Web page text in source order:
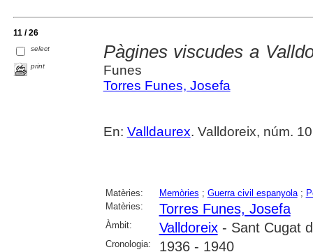
11 / 26
select
print
Pàgines viscudes a
Funes
Torres Funes, Josefa
En: Valldaurex. Valldoreix, núm.
Matèries: Memòries ; Guerra civil espanyola;
Matèries:
Torres Funes, Josefa
Àmbit: Valldoreix- Sant Cugat
Cronologia: 1936 - 1940